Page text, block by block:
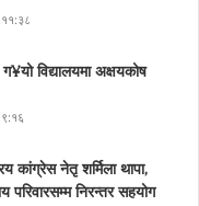
विद्यालयमा अक्षयकोष
कांग्रेस नेतृ शर्मिला थापा,
परिवारसम्म निरन्तर सहयोग